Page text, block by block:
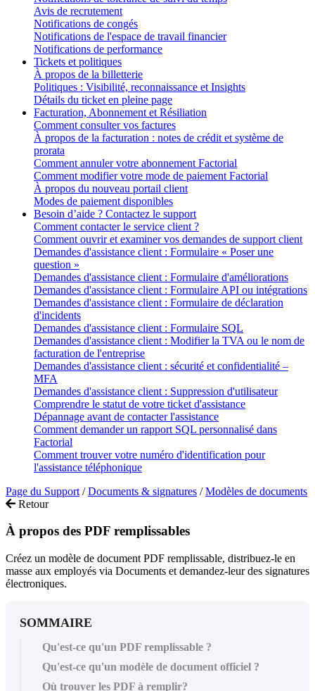
Avis de recrutement
Notifications de congés
Notifications de l'espace de travail financier
Notifications de performance
Tickets et politiques
À propos de la billetterie
Politiques : Visibilité, reconnaissance et Insights
Détails du ticket en pleine page
Facturation, Abonnement et Résiliation
Comment consulter vos factures
À propos de la facturation : notes de crédit et système de
prorata
Comment annuler votre abonnement Factorial
Comment modifier votre mode de paiement Factorial
À propos du nouveau portail client
Modes de paiement disponibles
Besoin d’aide ? Contactez le support
Comment contacter le service client ?
Comment ouvrir et examiner vos demandes de support client
Demandes d'assistance client : Formulaire « Poser une
question »
Demandes d'assistance client : Formulaire d'améliorations
Demandes d'assistance client : Formulaire API ou intégrations
Demandes d'assistance client : Formulaire de déclaration
d'incidents
Demandes d'assistance client : Formulaire SQL
Demandes d'assistance client : Modifier la TVA ou le nom de
facturation de l'entreprise
Demandes d'assistance client : sécurité et confidentialité –
MFA
Demandes d'assistance client : Suppression d'utilisateur
Comprendre le statut de votre ticket d'assistance
Dépannage avant de contacter l'assistance
Comment demander un rapport SQL personnalisé dans
Factorial
Comment trouver votre numéro d'identification pour
l'assistance téléphonique
Page du Support / Documents & signatures / Modèles de documents
Retour
À propos des PDF remplissables
Créez un modèle de document PDF remplissable, distribuez-le en
masse aux employés via Documents et demandez-leur des signatures
électroniques.
SOMMAIRE
Qu'est-ce qu'un PDF remplissable ?
Qu'est-ce qu'un modèle de document officiel ?
Où trouver les PDF à remplir?